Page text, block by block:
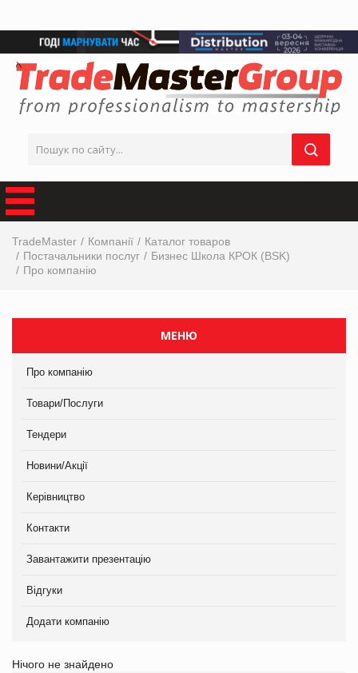
TradeMaster Компанії
Каталог товаров
Постачальники послуг
Бизнес Школа КРОК (BSK)
Про компанію
МЕНЮ
Про компанію
Товари/Послуги
Тендери
Новини/Акції
Керівництво
Контакти
Завантажити презентацію
Відгуки
Додати компанію
Нічого не знайдено